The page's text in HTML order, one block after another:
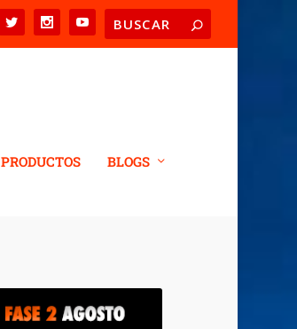
PRODUCTOS BLOGS